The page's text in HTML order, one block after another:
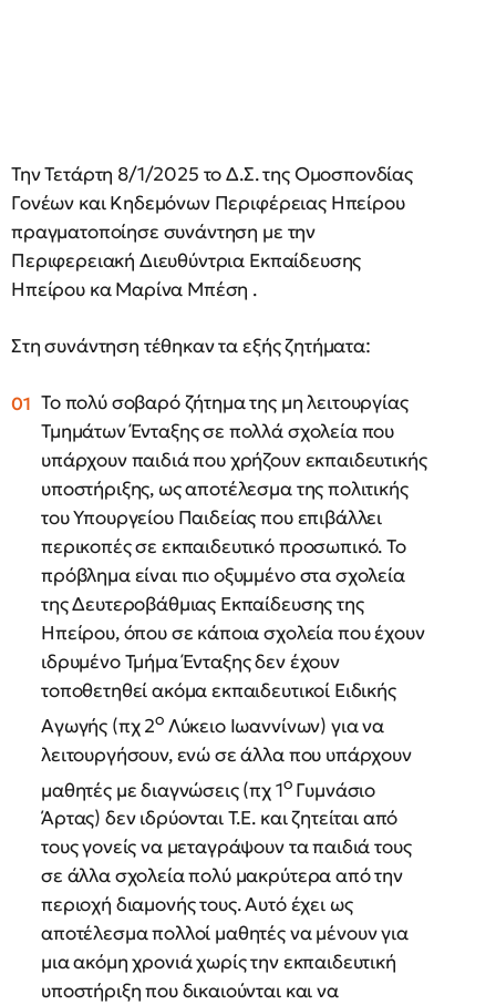
Την Τετάρτη 8/1/2025 το Δ.Σ. της Ομοσπονδίας
Γονέων και Κηδεμόνων Περιφέρειας Ηπείρου
πραγματοποίησε συνάντηση με την
Περιφερειακή Διευθύντρια Εκπαίδευσης
Ηπείρου κα Μαρίνα Μπέση .
Στη συνάντηση τέθηκαν τα εξής ζητήματα:
Το πολύ σοβαρό ζήτημα της μη λειτουργίας
Τμημάτων Ένταξης σε πολλά σχολεία που
υπάρχουν παιδιά που χρήζουν εκπαιδευτικής
υποστήριξης, ως αποτέλεσμα της πολιτικής
του Υπουργείου Παιδείας που επιβάλλει
περικοπές σε εκπαιδευτικό προσωπικό. Το
πρόβλημα είναι πιο οξυμμένο στα σχολεία
της Δευτεροβάθμιας Εκπαίδευσης της
Ηπείρου, όπου σε κάποια σχολεία που έχουν
ιδρυμένο Τμήμα Ένταξης δεν έχουν
τοποθετηθεί ακόμα εκπαιδευτικοί Ειδικής
Αγωγής (πχ 2οΛύκειο Ιωαννίνων) για να
λειτουργήσουν, ενώ σε άλλα που υπάρχουν
μαθητές με διαγνώσεις (πχ 1οΓυμνάσιο
Άρτας) δεν ιδρύονται Τ.Ε. και ζητείται από
τους γονείς να μεταγράψουν τα παιδιά τους
σε άλλα σχολεία πολύ μακρύτερα από την
περιοχή διαμονής τους. Αυτό έχει ως
αποτέλεσμα πολλοί μαθητές να μένουν για
μια ακόμη χρονιά χωρίς την εκπαιδευτική
υποστήριξη που δικαιούνται και να